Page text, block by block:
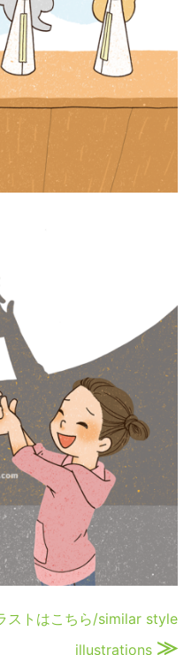
ストはこちら/similar style
illustrations ≫